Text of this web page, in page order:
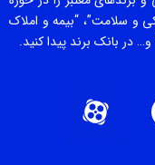
و سلامت”، “بیمه و املاک
در بانک برند پیدا کنید.